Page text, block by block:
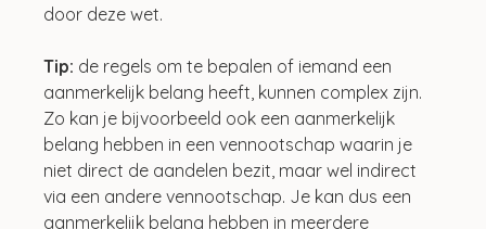
door deze wet.
Tip: de regels om te bepalen of iemand een
aanmerkelijk belang heeft, kunnen complex zijn.
Zo kan je bijvoorbeeld ook een aanmerkelijk
belang hebben in een vennootschap waarin je
niet direct de aandelen bezit, maar wel indirect
via een andere vennootschap. Je kan dus een
aanmerkelijk belang hebben in meerdere